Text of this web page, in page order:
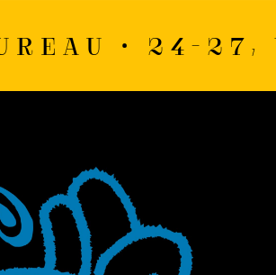
• 24-